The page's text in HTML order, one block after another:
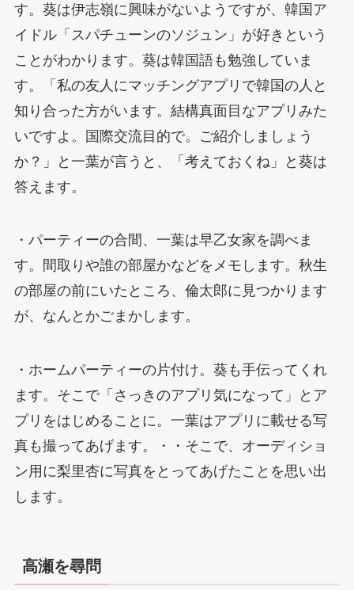
す。葵は伊志嶺に興味がないようですが、韓国ア
イドル「スパチューンのソジュン」が好きという
ことがわかります。葵は韓国語も勉強していま
す。「私の友人にマッチングアプリで韓国の人と
知り合った方がいます。結構真面目なアプリみた
いですよ。国際交流目的で。ご紹介しましょう
か？」と一葉が言うと、「考えておくね」と葵は
答えます。
・パーティーの合間、一葉は早乙女家を調べま
す。間取りや誰の部屋かなどをメモします。秋生
の部屋の前にいたところ、倫太郎に見つかります
が、なんとかごまかします。
・ホームパーティーの片付け。葵も手伝ってくれ
ます。そこで「さっきのアプリ気になって」とア
プリをはじめることに。一葉はアプリに載せる写
真も撮ってあげます。・・そこで、オーディショ
ン用に梨里杏に写真をとってあげたことを思い出
します。
高瀬を尋問